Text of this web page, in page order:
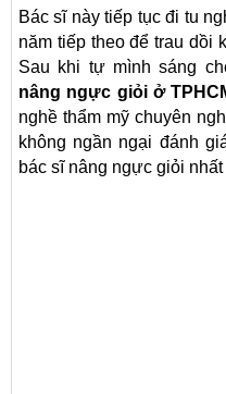
Bác sĩ này tiếp tục đi tu
năm tiếp theo để trau dồi
Sau khi tự mình sáng
nâng ngực giỏi ở
nghề thẩm mỹ chuyên
không ngần ngại đánh
bác sĩ nâng ngực giỏi